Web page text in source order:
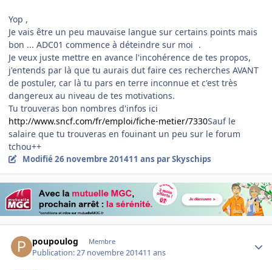
Yop ,
Je vais être un peu mauvaise langue sur certains points mais
bon ... ADC01 commence à déteindre sur moi .
Je veux juste mettre en avance l'incohérence de tes propos,
j'entends par là que tu aurais dut faire ces recherches AVANT
de postuler, car là tu pars en terre inconnue et c'est très
dangereux au niveau de tes motivations.
Tu trouveras bon nombres d'infos ici
http://www.sncf.com/fr/emploi/fiche-metier/7330Sauf le
salaire que tu trouveras en fouinant un peu sur le forum
tchou++
Modifié26 novembre 201411 ans par Skyschips
poupoulog Membre
Publication:27 novembre 201411 ans